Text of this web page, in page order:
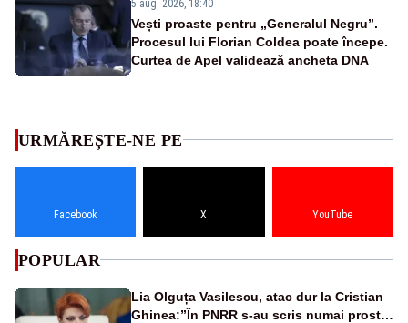
5 aug. 2026, 18:40
Vești proaste pentru „Generalul Negru”.
Procesul lui Florian Coldea poate începe.
Curtea de Apel validează ancheta DNA
URMĂREȘTE-NE PE
Facebook X YouTube
POPULAR
Lia Olguța Vasilescu, atac dur la Cristian
Ghinea:”În PNRR s-au scris numai prostii.